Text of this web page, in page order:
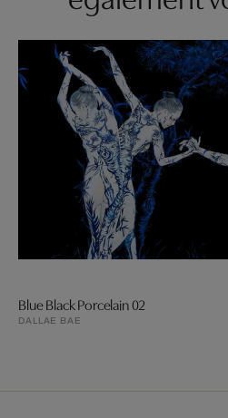
Blue Black Porcelain 02
DALLAE BAE